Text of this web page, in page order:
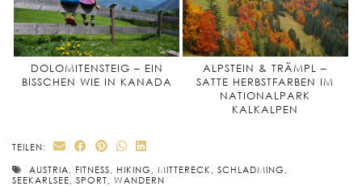
DOLOMITENSTEIG – EIN
BISSCHEN WIE IN KANADA
ALPSTEIN & TRÄMPL –
SATTE HERBSTFARBEN IM
NATIONALPARK
KALKALPEN
TEILEN:
AUSTRIA FITNESS HIKING MITTERECK SCHLADMING
SEEKARLSEE
SPORT WANDERN